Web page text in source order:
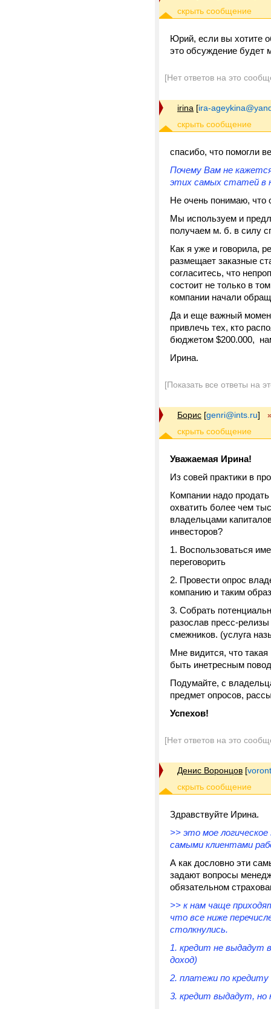
Юрий, если вы хотите
это обсуждение будет
[Нет ответов на это
irina [ira-
спасибо, что помогли
Почему Вам не
этих самых статей в
Не очень понимаю, что
Мы используем и
получаем м. б. в силу
Как я уже и говорила,
размещает заказные
согласитесь, что
состоит не только в
компании начали
Да и еще важный
привлечь тех, кто
бюджетом $200.000,
Ирина.
[Показать все ответы на
Борис [genri@ints.ru]
Уважаемая Ирина!
Из совей практики в
Компании надо
охватить более чем
владельцами
инвесторов?
Воспользоваться
переговорить
Провести опрос
компанию и таким
Собрать
разослав пресс-
смежников. (услуга
Мне видится, что
быть инетресным
Подумайте, с
предмет опросов,
Успехов!
[Нет ответов на это
Денис Воронцов [
Здравствуйте Ирина.
>> это мое
самыми клиентами
А как дословно эти
задают вопросы
обязательном
>> к нам чаще
что все ниже
столкнулись.
1. кредит не выдадут
доход)
2. платежи по
3. кредит выдадут, но